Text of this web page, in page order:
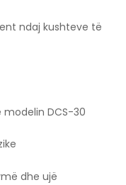
ndaj kushteve të
DCS-30
dhe ujë